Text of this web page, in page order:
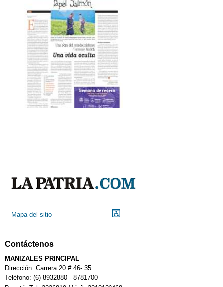
Mapa del sitio
Contáctenos
MANIZALES PRINCIPAL
Dirección: Carrera 20 # 46- 35
Teléfono: (6) 8932880 - 8781700